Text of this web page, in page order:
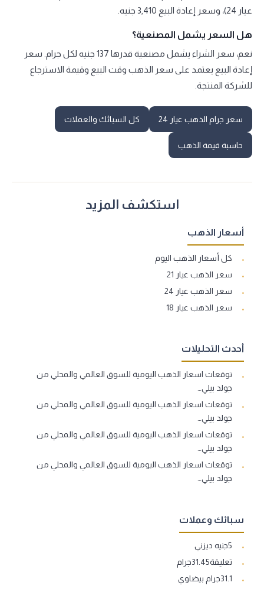
عيار 24)، وسعر إعادة البيع 3,410 جنيه.
هل السعر يشمل المصنعية؟
نعم، سعر الشراء يشمل مصنعية قدرها 137 جنيه لكل جرام. سعر
إعادة البيع يعتمد على سعر الذهب وقت البيع وقيمة الاسترجاع
للشركة المنتجة.
سعر جرام الذهب عيار 24 كل السبائك والعملات
حاسبة قيمة الذهب
استكشف المزيد
أسعار الذهب
كل أسعار الذهب اليوم
سعر الذهب عيار 21
سعر الذهب عيار 24
سعر الذهب عيار 18
أحدث التحليلات
توقعات اسعار الذهب اليومية للسوق العالمي والمحلي من
جولد بيلي…
توقعات اسعار الذهب اليومية للسوق العالمي والمحلي من
جولد بيلي…
توقعات اسعار الذهب اليومية للسوق العالمي والمحلي من
جولد بيلي…
توقعات اسعار الذهب اليومية للسوق العالمي والمحلي من
جولد بيلي…
سبائك وعملات
5جنيه ديزني
تعليقة31.45جرام
31.1جرام بيضاوي